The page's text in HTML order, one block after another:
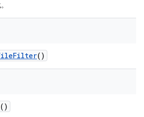
Filter()
()